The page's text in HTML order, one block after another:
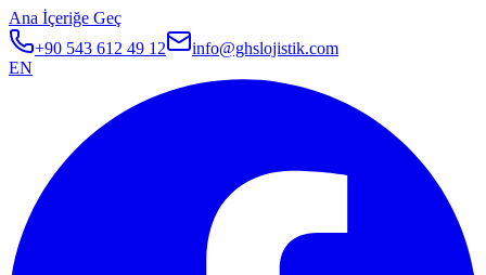
Ana İçeriğe Geç
+90 543 612 49 12
info@ghslojistik.com
EN